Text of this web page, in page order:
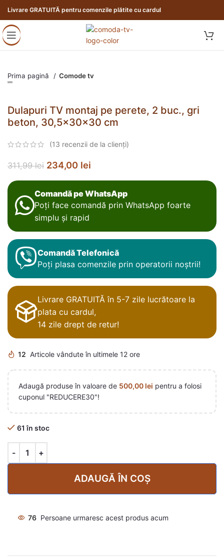
Livrare GRATUITĂ pentru comenzile plătite cu cardul
Prima pagină Comode tv
Dulapuri TV montaj pe perete, 2 buc., gri
beton, 30,5x30x30 cm
(13 recenzii de la clienți)
311,99lei 234,00 lei
Comandă pe WhatsApp
Poți face comandă prin WhatsApp foarte
simplu și rapid
Comandă Telefonică
Poți plasa comenzile prin operatorii noștrii!
Livrare GRATUITĂ în 5-7 zile lucrătoare la
plata cu cardul,
14 zile drept de retur!
12 Articole vândute în ultimele 12 ore
Adaugă produse în valoare de 500,00 lei pentru a folosi
cuponul "REDUCERE30"!
61 în stoc
ADAUGĂ ÎN COȘ
76 Persoane urmaresc acest produs acum